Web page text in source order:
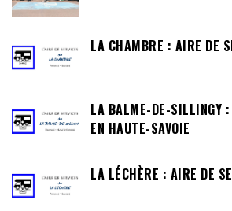
LA CHAMBRE : AIRE DE
LA BALME-DE-SILLINGY
EN HAUTE-SAVOIE
LA LÉCHÈRE : AIRE DE